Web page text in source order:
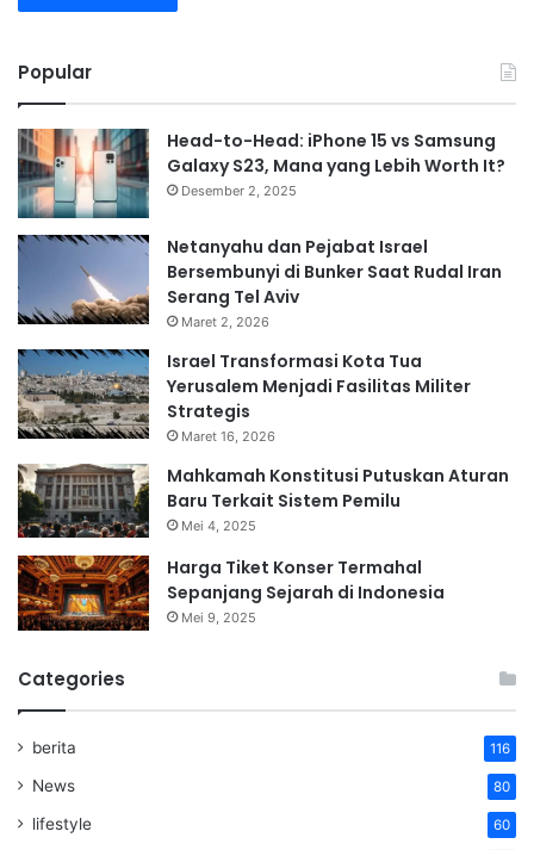
Popular
Head-to-Head: iPhone 15 vs Samsung
Galaxy S23, Mana yang Lebih Worth It?
Desember 2, 2025
Netanyahu dan Pejabat Israel
Bersembunyi di Bunker Saat Rudal Iran
Serang Tel Aviv
Maret 2, 2026
Israel Transformasi Kota Tua
Yerusalem Menjadi Fasilitas Militer
Strategis
Maret 16, 2026
Mahkamah Konstitusi Putuskan Aturan
Baru Terkait Sistem Pemilu
Mei 4, 2025
Harga Tiket Konser Termahal
Sepanjang Sejarah di Indonesia
Mei 9, 2025
Categories
berita 116
News 80
lifestyle 60